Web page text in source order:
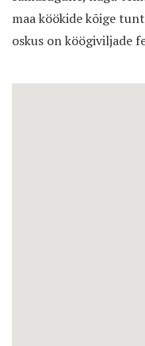
maa köökide kõige
oskus on köögiviljade